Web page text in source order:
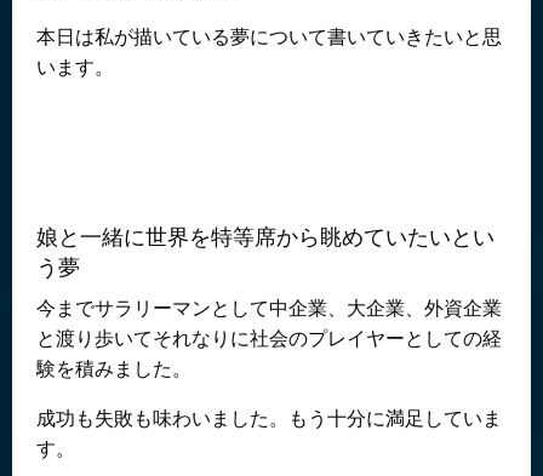
本日は私が描いている夢について書いていきたいと思
います。
娘と一緒に世界を特等席から眺めていたいとい
う夢
今までサラリーマンとして中企業、大企業、外資企業
と渡り歩いてそれなりに社会のプレイヤーとしての経
験を積みました。
成功も失敗も味わいました。もう十分に満足していま
す。